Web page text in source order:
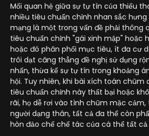
Mối quan hệ giữa sự tự tín của thiếu
nhiều tiêu chuẩn chỉnh nhan sắc
mạng là một trong vấn đề phải thông
tiêu chuẩn chỉnh "gái xinh mập" hoặc
hoặc đó phân phối mục tiêu, ít đa cư
trôi dạt căng thẳng đề nghị sử dụng
nhấn, thừa kế sự tự tín trong khoảng
hội. Tuy nhiên, khi bài xích toán chũm
tiêu chuẩn chỉnh này thất bại hoặc
rãi, họ dễ rơi vào tình chũm mặc
người dạng thân, tất cả đa thể còn
hòn đảo chế chế tác của cá thể tất